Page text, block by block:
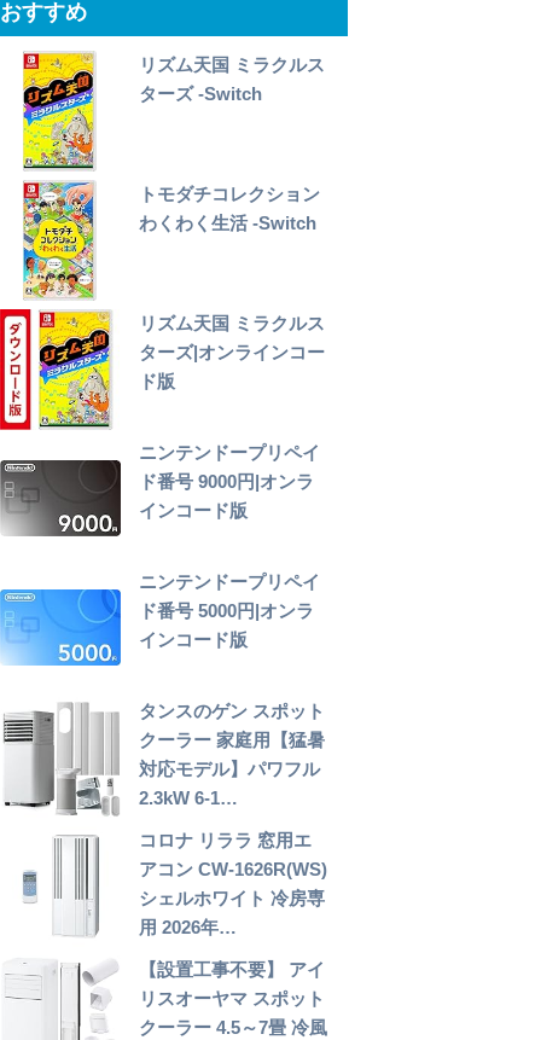
おすすめ
リズム天国 ミラクルス
ターズ -Switch
トモダチコレクション
わくわく生活 -Switch
リズム天国 ミラクルス
ターズ|オンラインコー
ド版
ニンテンドープリペイ
ド番号 9000円|オンラ
インコード版
ニンテンドープリペイ
ド番号 5000円|オンラ
インコード版
タンスのゲン スポット
クーラー 家庭用【猛暑
対応モデル】パワフル
2.3kW 6-1…
コロナ リララ 窓用エ
アコン CW-1626R(WS)
シェルホワイト 冷房専
用 2026年…
【設置工事不要】 アイ
リスオーヤマ スポット
クーラー 4.5～7畳 冷風